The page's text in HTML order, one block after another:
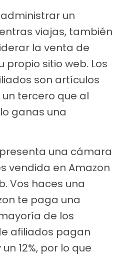
un
viajas, también
la venta de
propio sitio web. Los
son artículos
tercero que al
ganas una
una cámara
vendida en Amazon
Vos haces una
te paga una
de los
afiliados pagan
12%, por lo que